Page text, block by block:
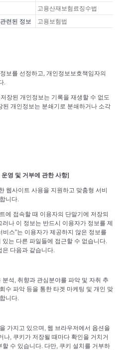
고용산재보험료징수법
련된 정보
고용보험법
보를 선정하고, 개인정보보호책임자의
.
저장된 개인정보는 기록을 재생할 수 없도
된 개인정보는 분쇄기로 분쇄하거나 소각
영 및 거부에 관한 사항]
웹사이트 사용을 지원하고 맞춤형 서비
니다.
에 접속할 때 이용자의 단말기에 저장되
나 이 정보는 반드시 이용자가 정보를 제
스”는 이용자가 제공하지 않은 정보를
는 다른 파일들에 접근할 수 없습니다.
은 다음과 같습니다.
석, 취향과 관심분야를 파악 및 자취 추
수 파악 등을 통한 타겟 마케팅 및 개인 맞
니다.
가지고 있으며, 웹 브라우저에서 옵션을
나, 쿠키가 저장될 때마다 확인을 거치거
수 있습니다. 다만, 쿠키 설치를 거부하